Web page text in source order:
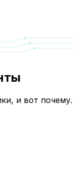
и вот почему.